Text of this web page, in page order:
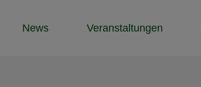
News
Veranstaltungen